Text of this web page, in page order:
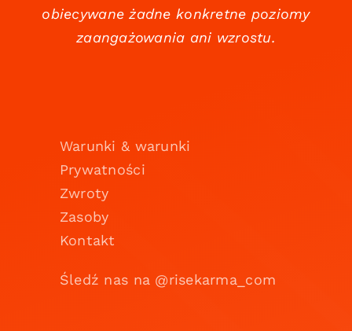
obiecywane żadne konkretne poziomy
zaangażowania ani wzrostu.
Warunki & warunki
Prywatności
Zwroty
Zasoby
Kontakt
Śledź nas na @risekarma_com